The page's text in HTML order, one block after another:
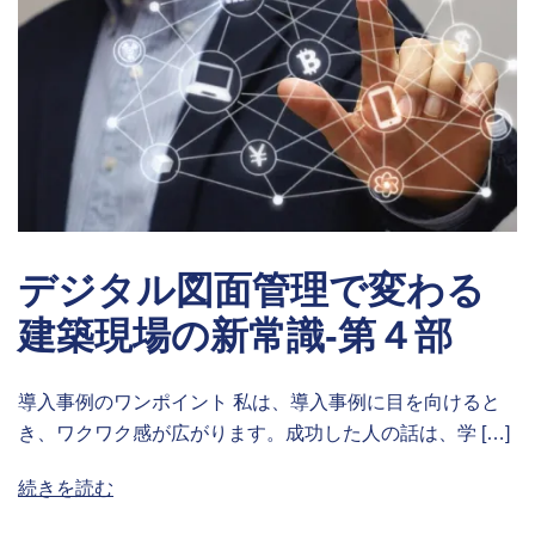
デジタル図面管理で変わる
建築現場の新常識-第４部
導入事例のワンポイント 私は、導入事例に目を向けると
き、ワクワク感が広がります。成功した人の話は、学 […]
続きを読む